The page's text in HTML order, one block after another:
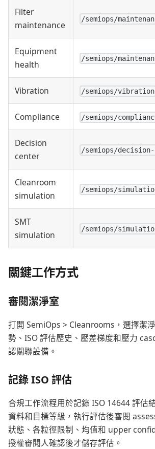
Filter
maintenance
/semiops/
Equipment
health
/semiops/
Vibration /semiops/vibration
Compliance /semiops/
Decision
center
/semiops/
Cleanroom
simulation
/semiops/
SMT
simulation
/semiops/
關鍵工作方式
審閱潔淨室
打開 SemiOps > Cleanrooms，選擇潔
勢、ISO 評估歷史、壓差梯度和壓力
認關聯設備。
記錄 ISO 評估
合規工作流程用於記錄 ISO 14644 評估
資料和目標等級，執行評估後審閱
狀態、各粒徑限制、均值和 upper
授權審閱人確認後才儲存評估。